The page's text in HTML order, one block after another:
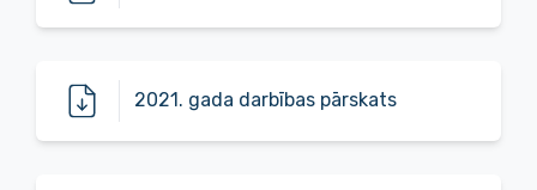
2021. gada darbības pārskats